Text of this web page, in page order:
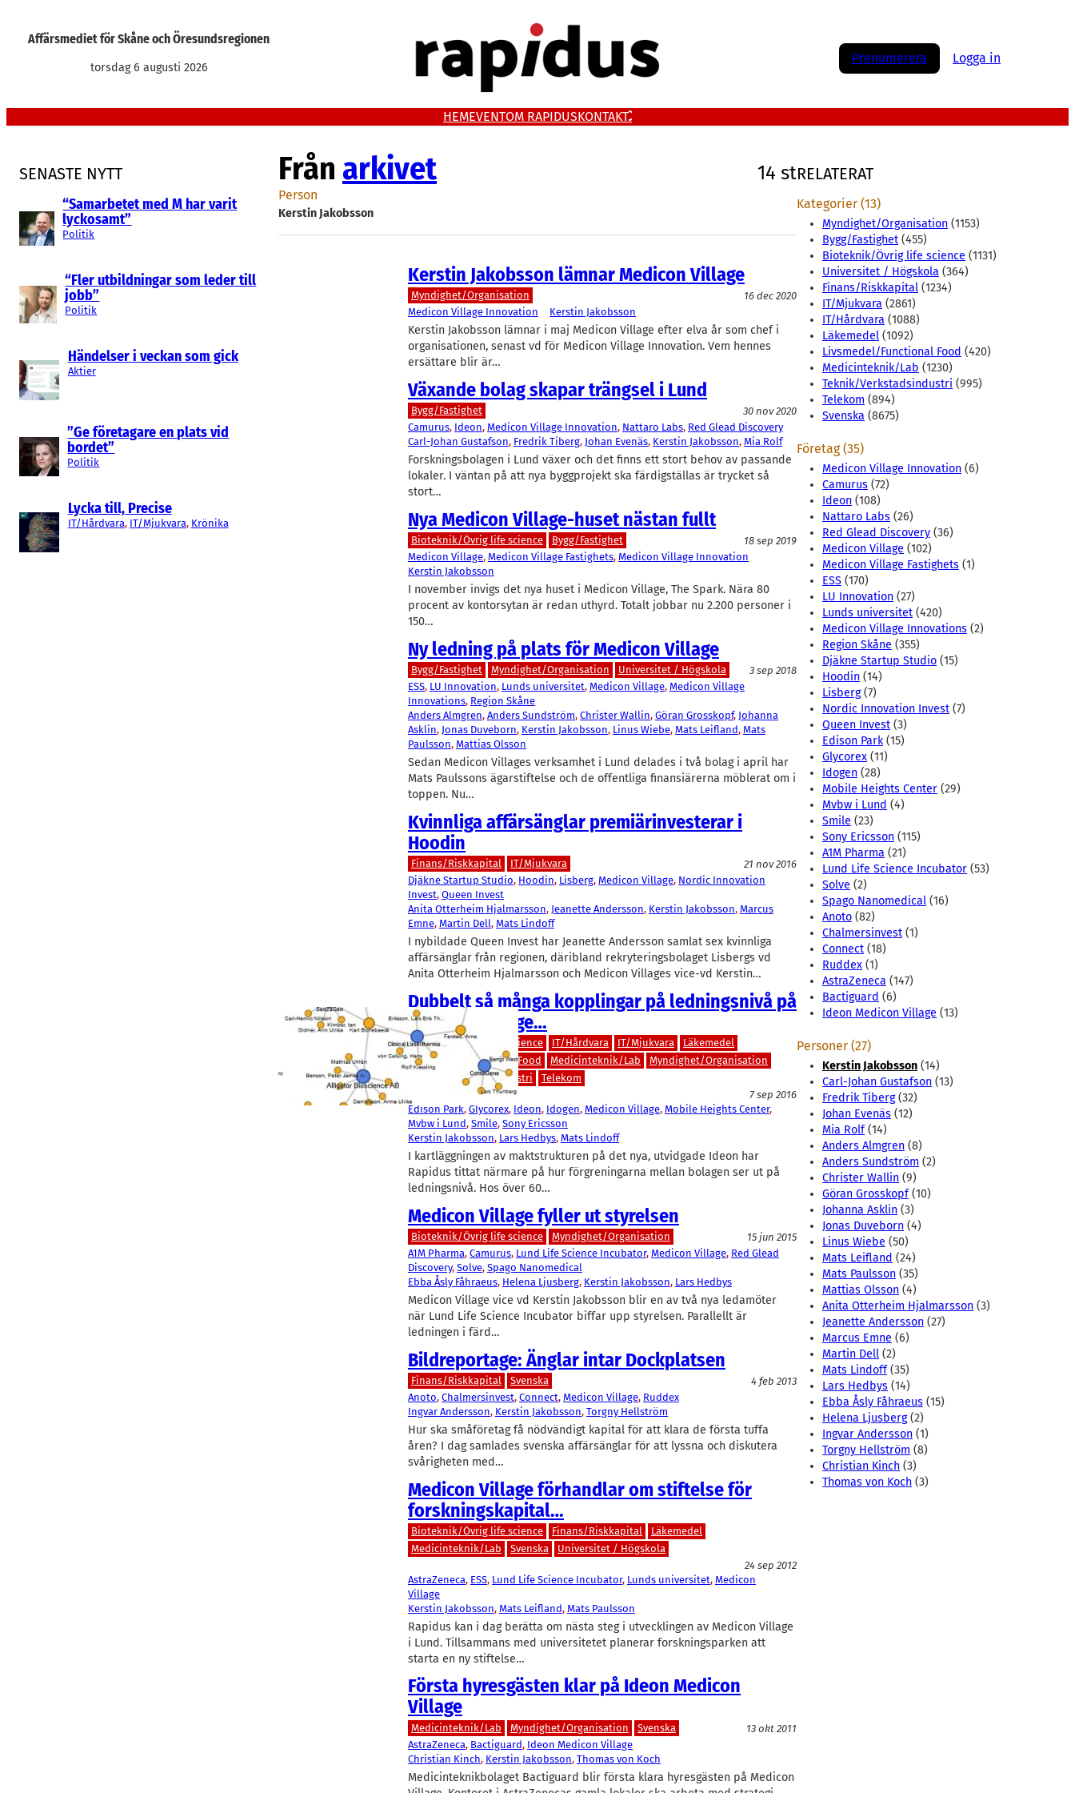
Affärsmediet för Skåne och Öresundsregionen
torsdag 6 augusti 2026
Prenumerera Logga in
HEMEVENTOM RAPIDUSKONTAKT
SENASTE NYTT
“Samarbetet med M har varit
lyckosamt”
Politik
“Fler utbildningar som leder till
jobb”
Politik
Händelser i veckan som gick
Aktier
”Ge företagare en plats vid
bordet”
Politik
Lycka till, Precise
IT/Hårdvara, IT/Mjukvara, Krönika
Från arkivet 14 st
Person
Kerstin Jakobsson
Kerstin Jakobsson lämnar Medicon Village
Myndighet/Organisation
16 dec 2020
Medicon Village Innovation
Kerstin Jakobsson
Kerstin Jakobsson lämnar i maj Medicon Village efter elva år som chef i
organisationen, senast vd för Medicon Village Innovation. Vem hennes
ersättare blir är…
Växande bolag skapar trängsel i Lund
Bygg/Fastighet
30 nov 2020
Camurus, Ideon, Medicon Village Innovation, Nattaro Labs, Red Glead Discovery
Carl-Johan Gustafson, Fredrik Tiberg, Johan Evenäs, Kerstin Jakobsson, Mia Rolf
Forskningsbolagen i Lund växer och det finns ett stort behov av passande
lokaler. I väntan på att nya byggprojekt ska färdigställas är trycket så
stort…
Nya Medicon Village-huset nästan fullt
Bioteknik/Övrig life science Bygg/Fastighet
18 sep 2019
Medicon Village, Medicon Village Fastighets, Medicon Village Innovation
Kerstin Jakobsson
I november invigs det nya huset i Medicon Village, The Spark. Nära 80
procent av kontorsytan är redan uthyrd. Totalt jobbar nu 2.200 personer i
150…
Ny ledning på plats för Medicon Village
Bygg/Fastighet Myndighet/Organisation Universitet / Högskola
3 sep 2018
ESS, LU Innovation, Lunds universitet, Medicon Village, Medicon Village
Innovations, Region Skåne
Anders Almgren, Anders Sundström, Christer Wallin, Göran Grosskopf, Johanna
Asklin, Jonas Duveborn, Kerstin Jakobsson, Linus Wiebe, Mats Leifland, Mats
Paulsson, Mattias Olsson
Sedan Medicon Villages verksamhet i Lund delades i två bolag i april har
Mats Paulssons ägarstiftelse och de offentliga finansiärerna möblerat om i
toppen. Nu…
Kvinnliga affärsänglar premiärinvesterar i
Hoodin
Finans/Riskkapital IT/Mjukvara
21 nov 2016
Djäkne Startup Studio, Hoodin, Lisberg, Medicon Village, Nordic Innovation
Invest, Queen Invest
Anita Otterheim Hjalmarsson, Jeanette Andersson, Kerstin Jakobsson, Marcus
Emne, Martin Dell, Mats Lindoff
I nybildade Queen Invest har Jeanette Andersson samlat sex kvinnliga
affärsänglar från regionen, däribland rekryteringsbolaget Lisbergs vd
Anita Otterheim Hjalmarsson och Medicon Villages vice-vd Kerstin…
Dubbelt så många kopplingar på ledningsnivå på
Medicon Village…
Bioteknik/Övrig life science IT/Hårdvara IT/Mjukvara
Läkemedel
Livsmedel/Functional Food
Medicinteknik/Lab
Myndighet/Organisation
Teknik/Verkstadsindustri
Telekom
7 sep 2016
Edison Park, Glycorex, Ideon, Idogen, Medicon Village, Mobile Heights Center
Mvbw i Lund, Smile, Sony Ericsson
Kerstin Jakobsson, Lars Hedbys, Mats Lindoff
I kartläggningen av maktstrukturen på det nya, utvidgade Ideon har
Rapidus tittat närmare på hur förgreningarna mellan bolagen ser ut på
ledningsnivå. Hos över 60…
Medicon Village fyller ut styrelsen
Bioteknik/Övrig life science Myndighet/Organisation
15 jun 2015
A1M Pharma, Camurus, Lund Life Science Incubator, Medicon Village, Red Glead
Discovery, Solve, Spago Nanomedical
Ebba Åsly Fåhraeus, Helena Ljusberg, Kerstin Jakobsson, Lars Hedbys
Medicon Village vice vd Kerstin Jakobsson blir en av två nya ledamöter
när Lund Life Science Incubator biffar upp styrelsen. Parallellt är
ledningen i färd…
Bildreportage: Änglar intar Dockplatsen
Finans/Riskkapital Svenska
4 feb 2013
Anoto, Chalmersinvest, Connect, Medicon Village, Ruddex
Ingvar Andersson, Kerstin Jakobsson, Torgny Hellström
Hur ska småföretag få nödvändigt kapital för att klara de första tuffa
åren? I dag samlades svenska affärsänglar för att lyssna och diskutera
svårigheten med…
Medicon Village förhandlar om stiftelse för
forskningskapital…
Bioteknik/Övrig life science Finans/Riskkapital
Läkemedel
Medicinteknik/Lab
Svenska
Universitet / Högskola
24 sep 2012
AstraZeneca, ESS, Lund Life Science Incubator, Lunds universitet, Medicon
Village
Kerstin Jakobsson, Mats Leifland, Mats Paulsson
Rapidus kan i dag berätta om nästa steg i utvecklingen av Medicon Village
i Lund. Tillsammans med universitetet planerar forskningsparken att
starta en ny stiftelse…
Första hyresgästen klar på Ideon Medicon
Village
Medicinteknik/Lab Myndighet/Organisation Svenska
13 okt 2011
AstraZeneca, Bactiguard, Ideon Medicon Village
Christian Kinch, Kerstin Jakobsson, Thomas von Koch
Medicinteknikbolaget Bactiguard blir första klara hyresgästen på Medicon
RELATERAT
Kategorier (13)
Myndighet/Organisation (1153)
Bygg/Fastighet (455)
Bioteknik/Övrig life science (1131)
Universitet / Högskola (364)
Finans/Riskkapital (1234)
IT/Mjukvara (2861)
IT/Hårdvara (1088)
Läkemedel (1092)
Livsmedel/Functional Food (420)
Medicinteknik/Lab (1230)
Teknik/Verkstadsindustri (995)
Telekom (894)
Svenska (8675)
Företag (35)
Medicon Village Innovation (6)
Camurus (72)
Ideon (108)
Nattaro Labs (26)
Red Glead Discovery (36)
Medicon Village (102)
Medicon Village Fastighets (1)
ESS (170)
LU Innovation (27)
Lunds universitet (420)
Medicon Village Innovations (2)
Region Skåne (355)
Djäkne Startup Studio (15)
Hoodin (14)
Lisberg(7)
Nordic Innovation Invest (7)
Queen Invest (3)
Edison Park(15)
Glycorex (11)
Idogen (28)
Mobile Heights Center (29)
Mvbw i Lund (4)
Smile (23)
Sony Ericsson (115)
A1M Pharma (21)
Lund Life Science Incubator (53)
Solve (2)
Spago Nanomedical (16)
Anoto (82)
Chalmersinvest (1)
Connect (18)
Ruddex (1)
AstraZeneca (147)
Bactiguard (6)
Ideon Medicon Village (13)
Personer (27)
Kerstin Jakobsson (14)
Carl-Johan Gustafson (13)
Fredrik Tiberg(32)
Johan Evenäs (12)
Mia Rolf(14)
Anders Almgren (8)
Anders Sundström (2)
Christer Wallin (9)
Göran Grosskopf(10)
Johanna Asklin (3)
Jonas Duveborn (4)
Linus Wiebe (50)
Mats Leifland (24)
Mats Paulsson (35)
Mattias Olsson (4)
Anita Otterheim Hjalmarsson (3)
Jeanette Andersson (27)
Marcus Emne (6)
Martin Dell (2)
Mats Lindoff(35)
Lars Hedbys (14)
Ebba Åsly Fåhraeus (15)
Helena Ljusberg(2)
Ingvar Andersson (1)
Torgny Hellström (8)
Christian Kinch (3)
Thomas von Koch (3)